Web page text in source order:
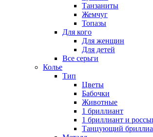
Танзаниты
Жемчуг
Топазы
Для кого
Для женщин
Для детей
Все серьги
Колье
Тип
Цветы
Бабочки
Животные
1 бриллиант
1 бриллиант и
Танцующий